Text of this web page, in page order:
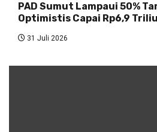
PAD Sumut Lampaui 50%
Optimistis Capai Rp6,9
31 Juli 2026